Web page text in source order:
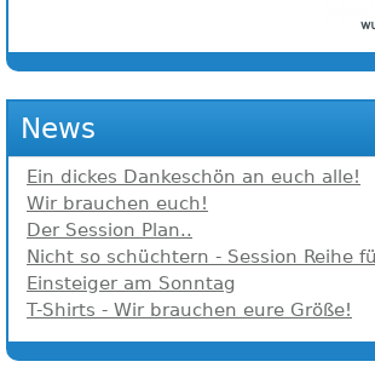
News
Ein dickes Dankeschön an euch alle!
Wir brauchen euch!
Der Session Plan..
Nicht so schüchtern - Session Reihe
Einsteiger am Sonntag
T-Shirts - Wir brauchen eure Größe!